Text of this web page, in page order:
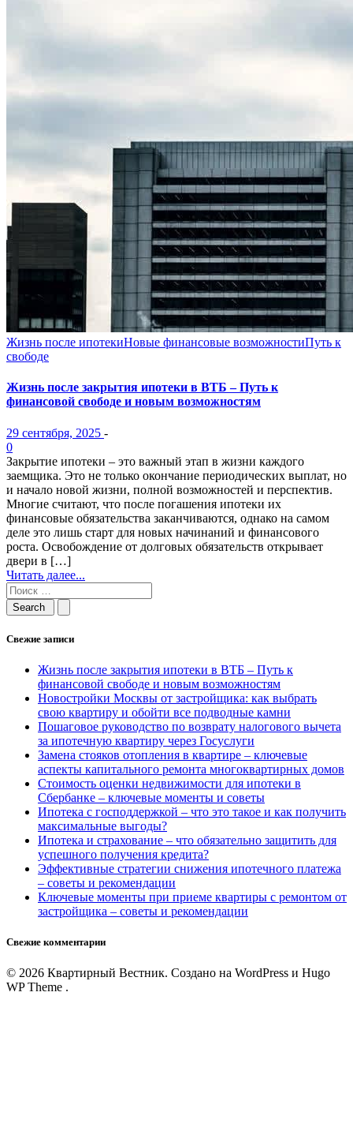
Жизнь после ипотекиНовые финансовые возможностиПуть к
свободе
Жизнь после закрытия ипотеки в ВТБ – Путь к
финансовой свободе и новым возможностям
29 сентября, 2025 -
0
Закрытие ипотеки – это важный этап в жизни каждого
заемщика. Это не только окончание периодических выплат, но
и начало новой жизни, полной возможностей и перспектив.
Многие считают, что после погашения ипотеки их
финансовые обязательства заканчиваются, однако на самом
деле это лишь старт для новых начинаний и финансового
роста. Освобождение от долговых обязательств открывает
двери в […]
Читать далее...
Свежие записи
Жизнь после закрытия ипотеки в ВТБ – Путь к
финансовой свободе и новым возможностям
Новостройки Москвы от застройщика: как выбрать
свою квартиру и обойти все подводные камни
Пошаговое руководство по возврату налогового вычета
за ипотечную квартиру через Госуслуги
Замена стояков отопления в квартире – ключевые
аспекты капитального ремонта многоквартирных домов
Стоимость оценки недвижимости для ипотеки в
Сбербанке – ключевые моменты и советы
Ипотека с господдержкой – что это такое и как получить
максимальные выгоды?
Ипотека и страхование – что обязательно защитить для
успешного получения кредита?
Эффективные стратегии снижения ипотечного платежа
– советы и рекомендации
Ключевые моменты при приеме квартиры с ремонтом от
застройщика – советы и рекомендации
Свежие комментарии
© 2026 Квартирный Вестник. Создано на WordPress и Hugo
WP Theme .